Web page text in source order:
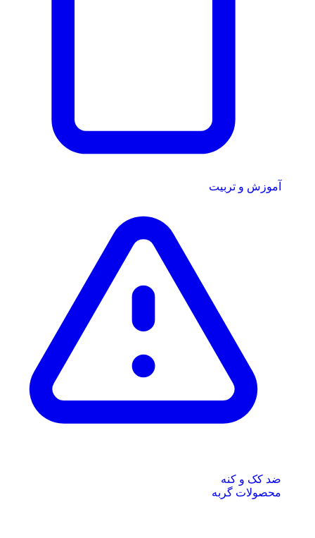
آموزش و تربیت
ضد کک و کنه
محصولات گربه